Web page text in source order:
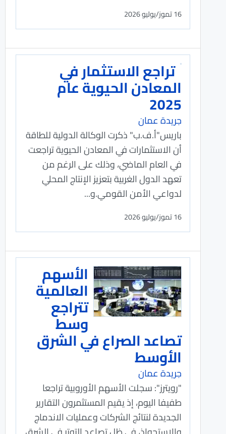
16 تموز/يوليو 2026
تراجع الاستثمار في
المعادن الحيوية عام
2025
جريدة عمان
باريس"أ.ف.ب" ذكرت الوكالة الدولية للطاقة
أن الاستثمارات في المعادن الحيوية تراجعت
في العام الماضي، وذلك على الرغم من
تعهد الدول الغربية بتعزيز الإنتاج المحلي
لدواعي الأمن القومي.و...
16 تموز/يوليو 2026
الأسهم
العالمية
تتراجع
وسط
تصاعد الصراع في الشرق
الأوسط
جريدة عمان
"رويترز": سجلت الأسهم الأوروبية ⁠تراجعا
طفيفا اليوم، إذ يقيم المستثمرون التقارير
الجديدة لنتائج ​الشركات وعمليات الاندماج